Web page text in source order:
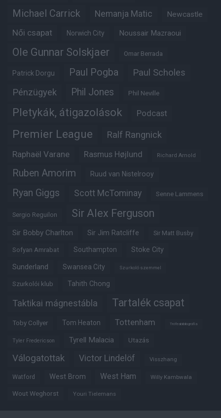
Michael Carrick Nemanja Matic Newcastle
Női csapat Norwich City Noussair Mazraoui
Ole Gunnar Solskjaer Omar Berrada
Patrick Dorgu Paul Pogba Paul Scholes
Pénzügyek Phil Jones Phil Neville
Pletykák, átigazolások Podcast
Premier League Ralf Rangnick
Raphaël Varane Rasmus Højlund Richard Arnold
Ruben Amorim Ruud van Nistelrooy
Ryan Giggs Scott McTominay Senne Lammens
Sergio Reguilon Sir Alex Ferguson
Sir Bobby Charlton Sir Jim Ratcliffe Sir Matt Busby
Sofyan Amrabat Southampton Stoke City
Sunderland Swansea City Szurkoló szemmel
Szurkolói klub Tahith Chong
Taktikai mágnestábla Tartalék csapat
Toby Collyer Tom Heaton Tottenham Trófeabibliográfia
Tyler Fredericson Tyrell Malacia Utazás
Válogatottak Victor Lindelöf Visszhang
Watford West Brom West Ham Willy Kambwala
Wout Weghorst Youri Tielemans